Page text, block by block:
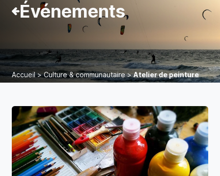
Événements
Accueil>Culture & communautaire>Atelier de peinture